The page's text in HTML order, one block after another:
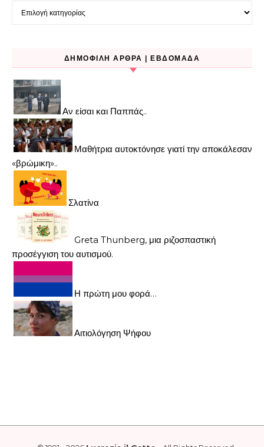
ΔΗΜΟΦΙΛΉ ΆΡΘΡΑ | ΕΒΔΟΜΆΔΑ
Αν είσαι και Παππάς..
Μαθήτρια αυτοκτόνησε γιατί την αποκάλεσαν
«βρώμικη»..
Σλατίνα
Greta Thunberg, μια ριζοσπαστική
προσέγγιση του αυτισμού.
Η πρώτη μου φορά…
Αιτιολόγηση Ψήφου